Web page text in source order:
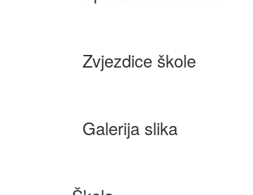
Zvjezdice škole
Galerija slika